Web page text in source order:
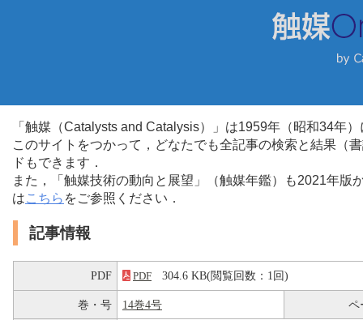
「触媒（Catalysts and Catalysis）」は1959年（昭和34年
このサイトをつかって，どなたでも全記事の検索と結果（
ドもできます．
また，「触媒技術の動向と展望」（触媒年鑑）も2021年
はこちら をご参照ください．
記事情報
PDF PDF 304.6 KB(閲覧回数：1回)
巻・号 14巻4号 ペ